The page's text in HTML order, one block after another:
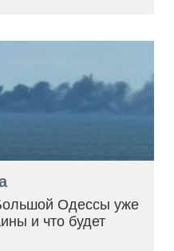
Одессы уже
и что будет